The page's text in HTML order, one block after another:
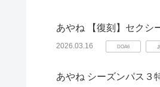
あやね 【復刻】セクシ
2026.03.16 DOA6
あやね シーズンパス３